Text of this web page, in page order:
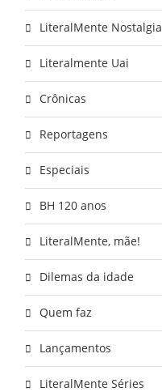
LiteralMente Nostalgia
Literalmente Uai
Crônicas
Reportagens
Especiais
BH 120 anos
LiteralMente, mãe!
Dilemas da idade
Quem faz
Lançamentos
LiteralMente Séries